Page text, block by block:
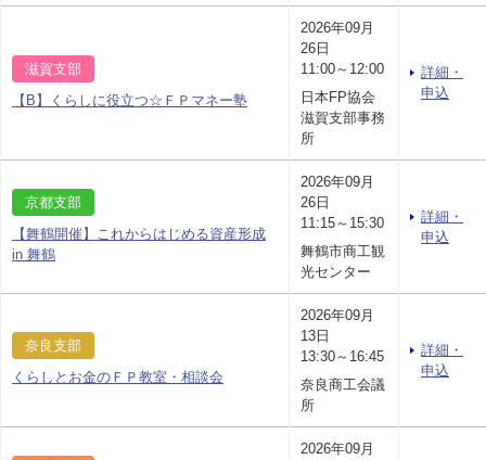
滋賀支部
【B】くらしに役立つ☆ＦＰマネー塾
2026年09月
26日
11:00～12:00
日本FP協会
滋賀支部事務
所
詳細・
申込
京都支部
【舞鶴開催】これからはじめる資産形成
in 舞鶴
2026年09月
26日
11:15～15:30
舞鶴市商工観
光センター
詳細・
申込
奈良支部
くらしとお金のＦＰ教室・相談会
2026年09月
13日
13:30～16:45
奈良商工会議
所
詳細・
申込
2026年09月